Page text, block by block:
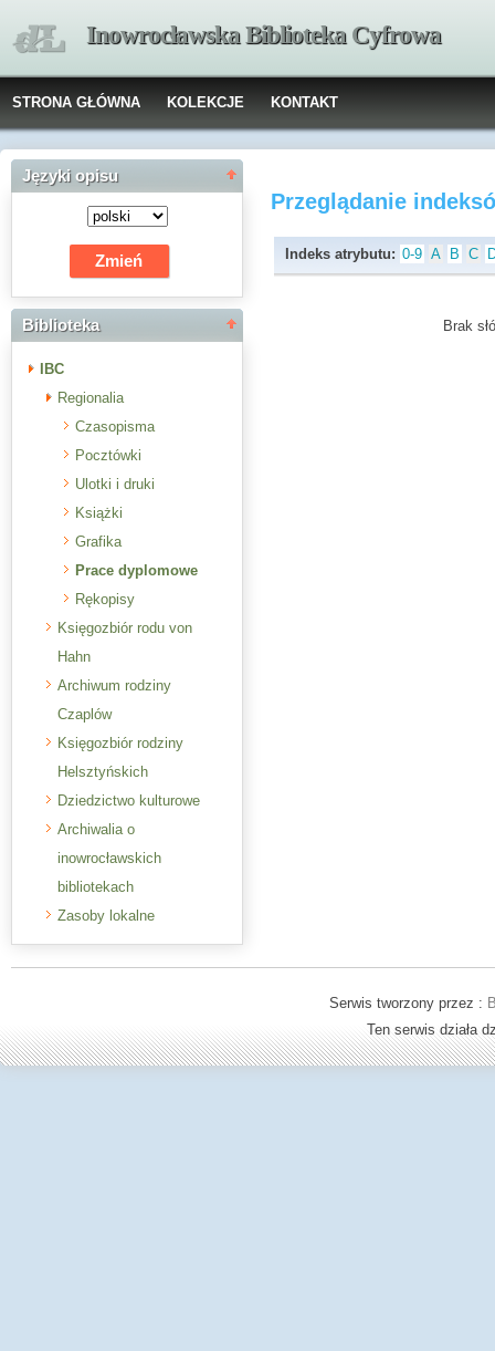
Inowrocławska Biblioteka Cyfrowa
STRONA GŁÓWNA KOLEKCJE KONTAKT
Języki opisu
Biblioteka
IBC
Regionalia
Czasopisma
Pocztówki
Ulotki i druki
Książki
Grafika
Prace dyplomowe
Rękopisy
Księgozbiór rodu von
Hahn
Archiwum rodziny
Czaplów
Księgozbiór rodziny
Helsztyńskich
Dziedzictwo kulturowe
Archiwalia o
inowrocławskich
bibliotekach
Zasoby lokalne
Przeglądanie
Indeks atrybutu: 0-9 A B C
Brak
Serwis tworzony przez :
Ten serwis działa